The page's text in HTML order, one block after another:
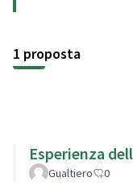
1 proposta
Esperienza
Gualtiero 0